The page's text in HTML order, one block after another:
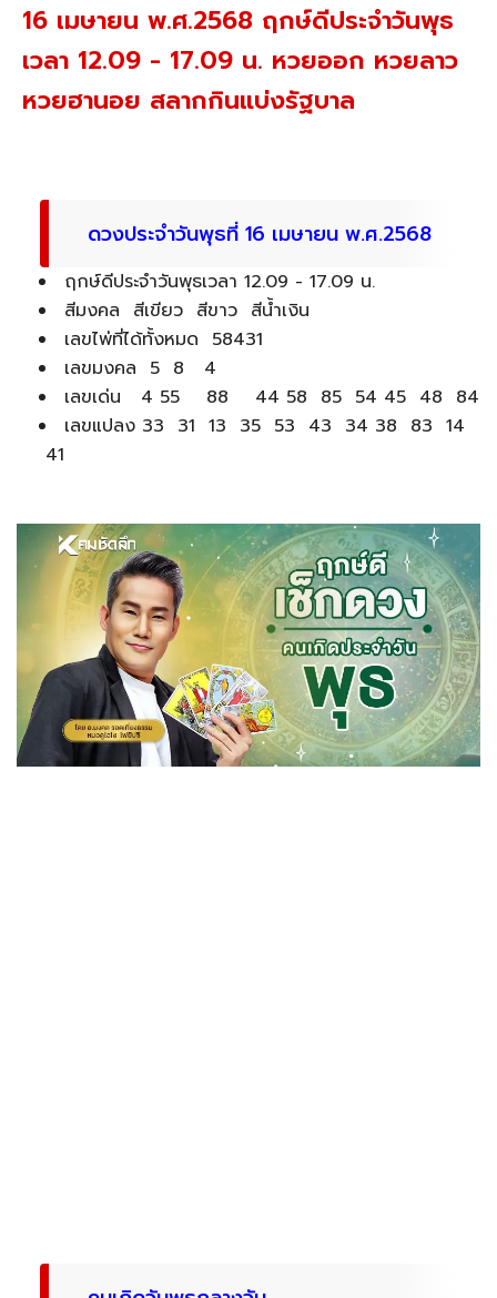
16 เมษายน พ.ศ.2568 ฤกษ์ดีประจำวันพุธ
เวลา 12.09 - 17.09 น. หวยออก หวยลาว
หวยฮานอย สลากกินแบ่งรัฐบาล
ดวงประจำวันพุธที่ 16 เมษายน พ.ศ.2568
ฤกษ์ดีประจำวันพุธเวลา 12.09 - 17.09 น.
สีมงคล สีเขียว สีขาว สีน้ำเงิน
เลขไพ่ที่ได้ทั้งหมด 58431
เลขมงคล 5 8 4
เลขเด่น 4 55 88 44 58 85 54 45 48 84
เลขแปลง 33 31 13 35 53 43 34 38 83 14
41